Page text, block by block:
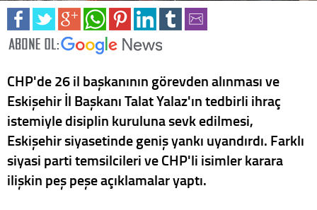
CHP'de 26 il başkanının görevden alınması ve
Eskişehir İl Başkanı Talat Yalaz'ın tedbirli ihraç
istemiyle disiplin kuruluna sevk edilmesi,
Eskişehir siyasetinde geniş yankı uyandırdı. Farklı
siyasi parti temsilcileri ve CHP'li isimler karara
ilişkin peş peşe açıklamalar yaptı.